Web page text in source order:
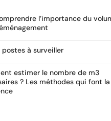
l’importance du
postes à surveiller
estimer le nombre de m3
? Les méthodes qui font la